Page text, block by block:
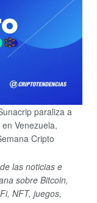
paraliza a
Venezuela,
Cripto
las noticias e
sobre Bitcoin,
NFT, juegos,